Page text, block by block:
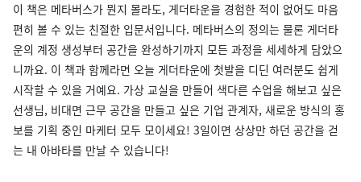
이 책은 메타버스가 뭔지 몰라도, 게더타운을 경험한 적이 없어도 마음
편히 볼 수 있는 친절한 입문서입니다. 메타버스의 정의는 물론 게더타
운의 계정 생성부터 공간을 완성하기까지 모든 과정을 세세하게 담았으
니까요. 이 책과 함께라면 오늘 게더타운에 첫발을 디딘 여러분도 쉽게
시작할 수 있을 거예요. 가상 교실을 만들어 색다른 수업을 해보고 싶은
선생님, 비대면 근무 공간을 만들고 싶은 기업 관계자, 새로운 방식의 홍
보를 기획 중인 마케터 모두 모이세요! 3일이면 상상만 하던 공간을 걷
는 내 아바타를 만날 수 있습니다!